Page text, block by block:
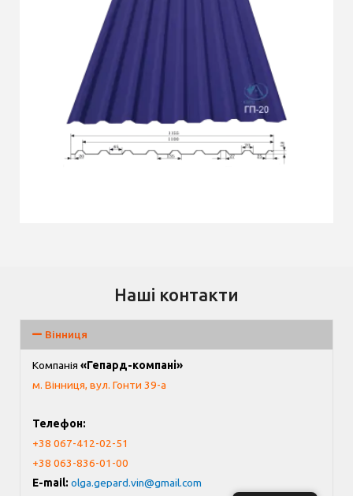
Наші контакти
Вінниця
Компанія «Гепард-компані»
м. Вінниця, вул. Гонти 39-а
Телефон:
+38 067-412-02-51
+38 063-836-01-00
E-mail: olga.gepard.vin@gmail.com